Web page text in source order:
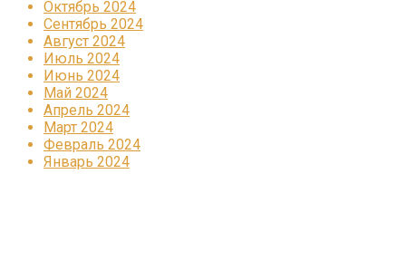
Октябрь 2024
Сентябрь 2024
Август 2024
Июль 2024
Июнь 2024
Май 2024
Апрель 2024
Март 2024
Февраль 2024
Январь 2024